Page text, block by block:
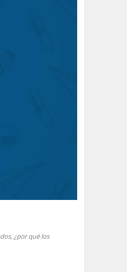
¿por qué los